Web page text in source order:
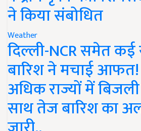
ने किया संबोधित
Weather
दिल्ली-NCR समेत कई
बारिश ने मचाई
अधिक राज्यों में
साथ तेज बारिश का